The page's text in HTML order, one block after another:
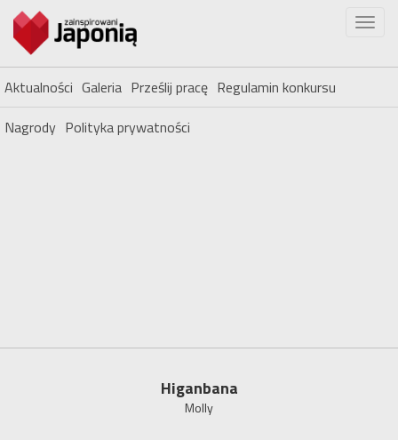
Aktualności Galeria Prześlij pracę Regulamin konkursu
Nagrody Polityka prywatności
Higanbana
Molly